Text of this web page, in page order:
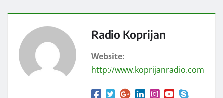
Radio Koprijan
Website:
http://www.koprijanradio.com